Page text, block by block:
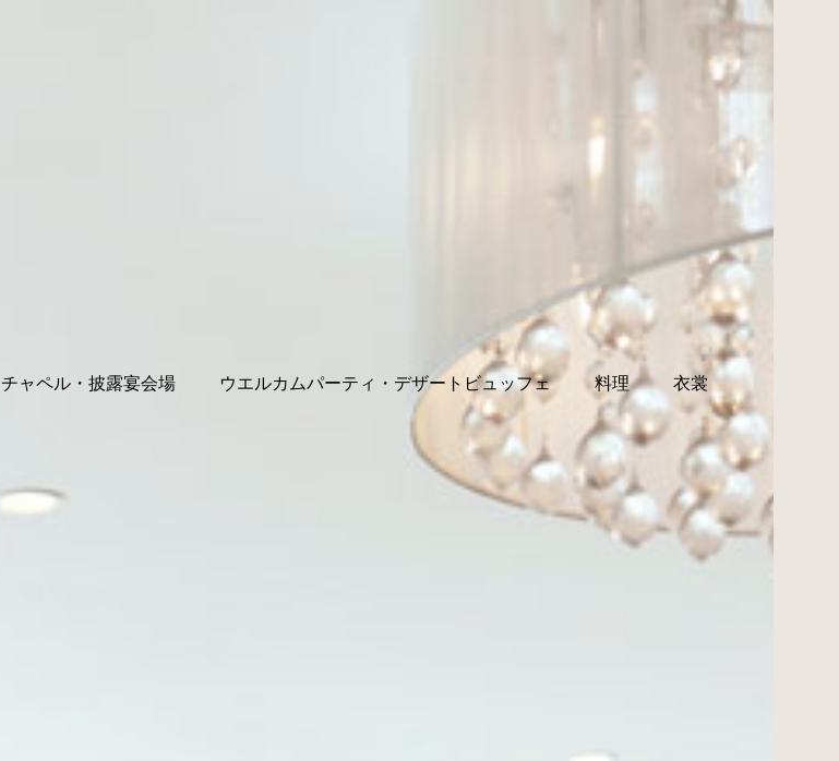
チャペル・披露宴会場 ウエルカムパーティ・デザートビュッフェ 料理 衣裳